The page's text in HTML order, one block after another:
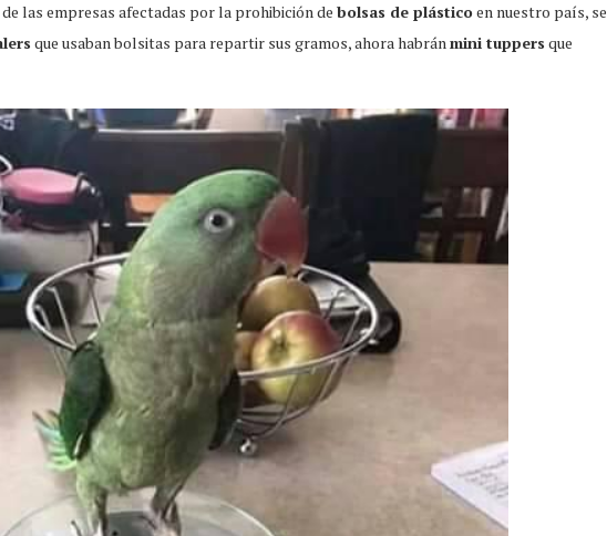
las empresas afectadas por la prohibición de bolsas de plásticoen nuestro país, se
que usaban bolsitas para repartir sus gramos, ahora habránmini tuppers que